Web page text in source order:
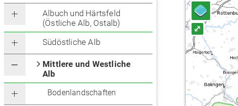
Albuch und Härtsfeld
(Östliche Alb, Ostalb)
Südöstliche Alb
Mittlere und Westliche
Alb
Bodenlandschaften
⤢